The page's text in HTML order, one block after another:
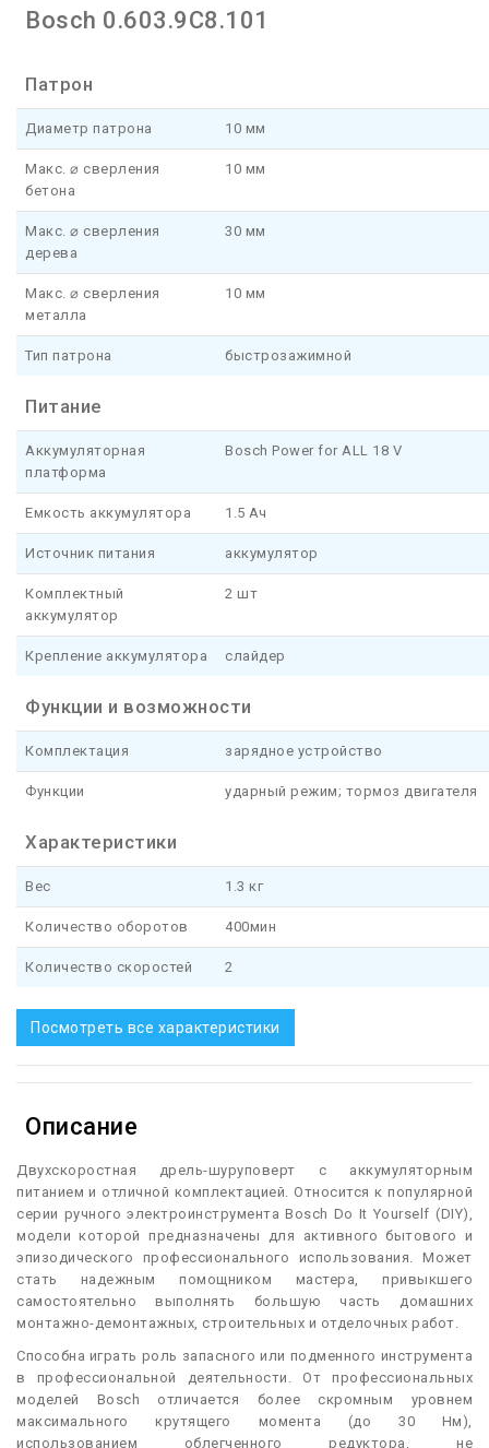
Bosch 0.603.9C8.101
Патрон
Диаметр патрона 10 мм
Макс. ⌀ сверления
бетона
10 мм
Макс. ⌀ сверления
дерева
30 мм
Макс. ⌀ сверления
металла
10 мм
Тип патрона быстрозажимной
Питание
Аккумуляторная
платформа
Bosch Power for ALL 18 V
Емкость аккумулятора 1.5 Ач
Источник питания аккумулятор
Комплектный
аккумулятор
2 шт
Крепление аккумулятора слайдер
Функции и возможности
Комплектация зарядное устройство
Функции ударный режим; тормоз двигателя
Характеристики
Вес 1.3 кг
Количество оборотов 400мин
Количество скоростей 2
Посмотреть все характеристики
Описание
Двухскоростная дрель-шуруповерт с аккумуляторным
питанием и отличной комплектацией. Относится к популярной
серии ручного электроинструмента Bosch Do It Yourself (DIY),
модели которой предназначены для активного бытового и
эпизодического профессионального использования. Может
стать надежным помощником мастера, привыкшего
самостоятельно выполнять большую часть домашних
монтажно-демонтажных, строительных и отделочных работ.
Способна играть роль запасного или подменного инструмента
в профессиональной деятельности. От профессиональных
моделей Bosch отличается более скромным уровнем
максимального крутящего момента (до 30 Нм),
использованием облегченного редуктора, не